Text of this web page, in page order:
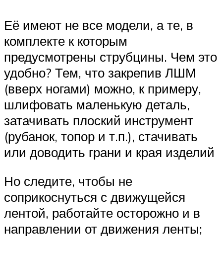
Её имеют не все модели, а те, в
комплекте к которым
предусмотрены струбцины. Чем это
удобно? Тем, что закрепив ЛШМ
(вверх ногами) можно, к примеру,
шлифовать маленькую деталь,
затачивать плоский инструмент
(рубанок, топор и т.п.), стачивать
или доводить грани и края изделий
Но следите, чтобы не
соприкоснуться с движущейся
лентой, работайте осторожно и в
направлении от движения ленты;